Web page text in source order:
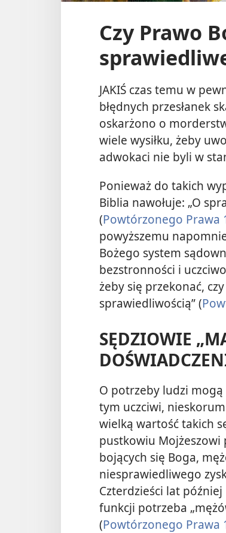
Czy Prawo
JAKIŚ czas temu w
błędnych przesłanek
oskarżono o
wiele wysiłku, żeby
adwokaci nie byli w
Ponieważ do takich
Biblia nawołuje: „O
(Powtórzonego Prawa
powyższemu
Bożego system
bezstronności i
żeby się przekonać,
sprawiedliwością” (
SĘDZIOWIE
O potrzeby ludzi
tym uczciwi,
wielką wartość takich
pustkowiu Mojżeszowi
bojących się Boga,
niesprawiedliwego
Czterdzieści lat
funkcji potrzeba
(Powtórzonego Prawa